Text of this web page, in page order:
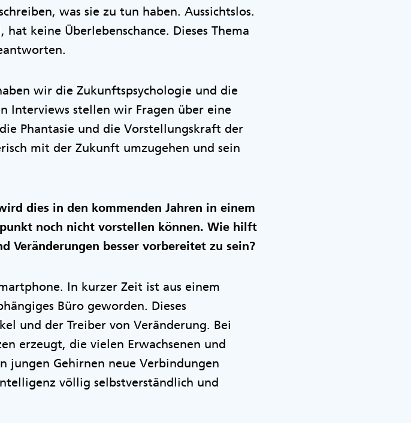
was sie zu tun haben. Aussichtslos.
keine Überlebenschance. Dieses Thema
wir die Zukunftspsychologie und die
Interviews stellen wir Fragen über eine
Phantasie und die Vorstellungskraft der
mit der Zukunft umzugehen und sein
dies in den kommenden Jahren in einem
noch nicht vorstellen können. Wie hilft
Veränderungen besser vorbereitet zu sein?
In kurzer Zeit ist aus einem
Büro geworden. Dieses
und der Treiber von Veränderung. Bei
erzeugt, die vielen Erwachsenen und
jungen Gehirnen neue Verbindungen
völlig selbstverständlich und